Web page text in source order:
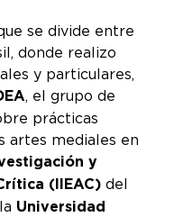
se divide entre
donde realizo
y particulares,
, el grupo de
prácticas
artes mediales en
y
(IIEAC) del
Universidad